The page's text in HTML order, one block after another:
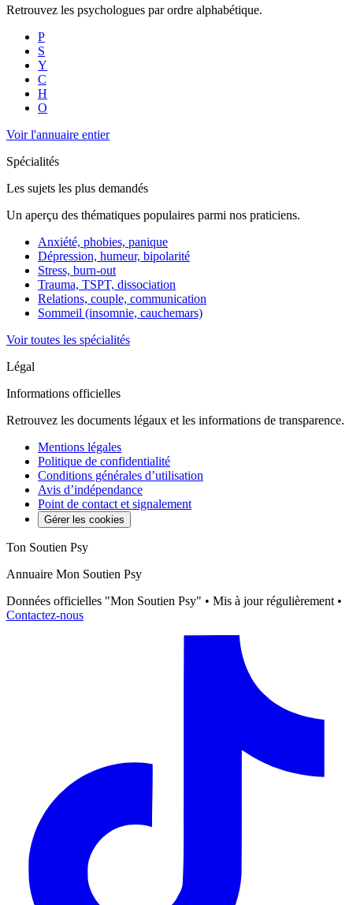
Retrouvez les psychologues par ordre alphabétique.
P
S
Y
C
H
O
Voir l'annuaire entier
Spécialités
Les sujets les plus demandés
Un aperçu des thématiques populaires parmi nos praticiens.
Anxiété, phobies, panique
Dépression, humeur, bipolarité
Stress, burn-out
Trauma, TSPT, dissociation
Relations, couple, communication
Sommeil (insomnie, cauchemars)
Voir toutes les spécialités
Légal
Informations officielles
Retrouvez les documents légaux et les informations de transparence.
Mentions légales
Politique de confidentialité
Conditions générales d’utilisation
Avis d’indépendance
Point de contact et signalement
Gérer les cookies
Ton Soutien Psy
Annuaire Mon Soutien Psy
Données officielles "Mon Soutien Psy" • Mis à jour régulièrement •
Contactez-nous